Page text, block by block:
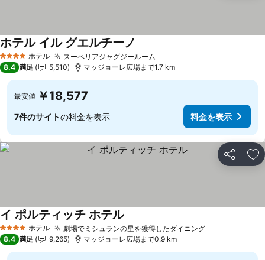
4 ホテルのランク
ホテル スーペリアジャグジールーム
ホテル イル グエルチーノ
8.4 満足 5,510 マッジョーレ広場まで1.7 km
最安値 ￥18,577
7件のサイトの料金を表示 料金を表示
シェア お
4 ホテルのランク
ホテル 劇場でミシュランの星を獲得したダイニング料金を表示
イ ポルティッチ ホテル
8.4 満足 9,265 マッジョーレ広場まで0.9 km